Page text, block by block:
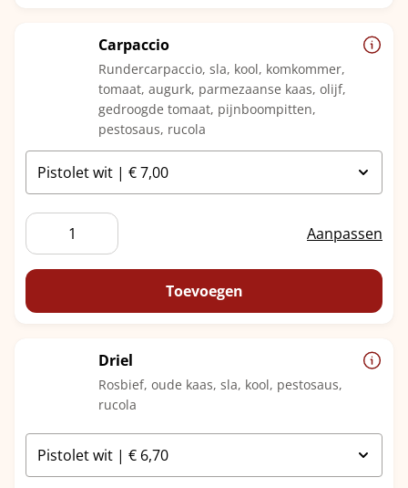
Carpaccio
Rundercarpaccio, sla, kool, komkommer,
tomaat, augurk, parmezaanse kaas, olijf,
gedroogde tomaat, pijnboompitten,
pestosaus, rucola
Carpaccio
aantal
Aanpassen
Toevoegen
Driel
Rosbief, oude kaas, sla, kool, pestosaus,
rucola